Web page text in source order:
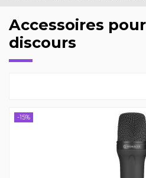
Accessoires
discours
-15%